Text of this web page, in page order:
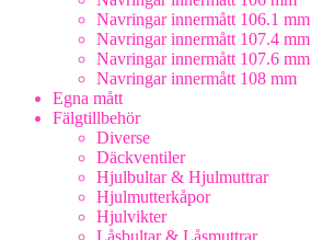
Navringar innermått 106.1 mm
Navringar innermått 107.4 mm
Navringar innermått 107.6 mm
Navringar innermått 108 mm
Egna mått
Fälgtillbehör
Diverse
Däckventiler
Hjulbultar & Hjulmuttrar
Hjulmutterkåpor
Hjulvikter
Låsbultar & Låsmuttrar